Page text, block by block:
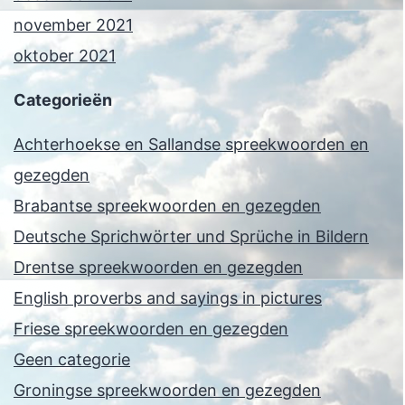
november 2021
oktober 2021
Categorieën
Achterhoekse en Sallandse spreekwoorden en
gezegden
Brabantse spreekwoorden en gezegden
Deutsche Sprichwörter und Sprüche in Bildern
Drentse spreekwoorden en gezegden
English proverbs and sayings in pictures
Friese spreekwoorden en gezegden
Geen categorie
Groningse spreekwoorden en gezegden